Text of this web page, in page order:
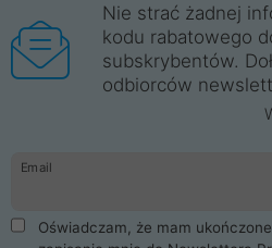
Nie strać żadnej
kodu rabatowego
subskrybentów.
odbiorców
Email
Oświadczam, że mam